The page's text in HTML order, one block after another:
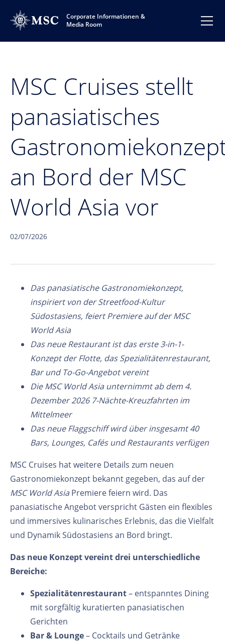
Corporate Informationen &
Media Room
MSC Cruises stellt
panasiatisches
an Bord der MSC
World Asia vor
02/07/2026
Das panasiatische Gastronomiekonzept,
inspiriert von der Streetfood-Kultur
Südostasiens, feiert Premiere auf der MSC
World Asia
Das neue Restaurant ist das erste 3-in-1-
Konzept der Flotte, das Spezialitätenrestaurant,
Bar und To-Go-Angebot vereint
Die MSC World Asia unternimmt ab dem 4.
Dezember 2026 7-Nächte-Kreuzfahrten im
Mittelmeer
Das neue Flaggschiff wird über insgesamt 40
Bars, Lounges, Cafés und Restaurants verfügen
MSC Cruises hat weitere Details zum neuen
Gastronomiekonzept bekannt gegeben, das auf der
MSC World AsiaPremiere feiern wird. Das
panasiatische Angebot verspricht Gästen ein flexibles
und immersives kulinarisches Erlebnis, das die Vielfalt
und Dynamik Südostasiens an Bord bringt.
Das neue Konzept vereint drei unterschiedliche
Bereiche:
Spezialitätenrestaurant– entspanntes Dining
mit sorgfältig kuratierten panasiatischen
Gerichten
Bar & Lounge– Cocktails und Getränke